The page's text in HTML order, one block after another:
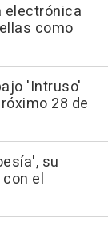
electrónica
como
'Intruso'
28 de
su
el